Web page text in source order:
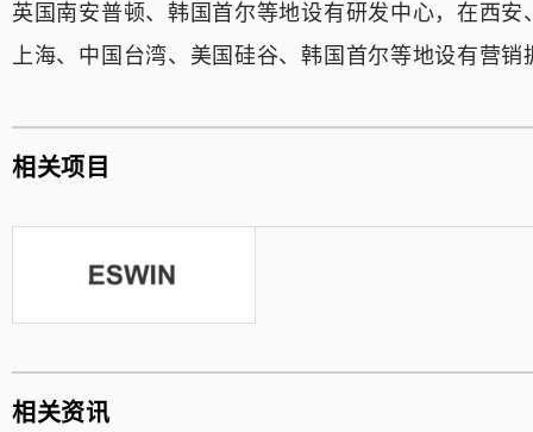
英国南安普顿、韩国首尔等地设有研发中心，在西
上海、中国台湾、美国硅谷、韩国首尔等地设有营销
相关项目
相关资讯